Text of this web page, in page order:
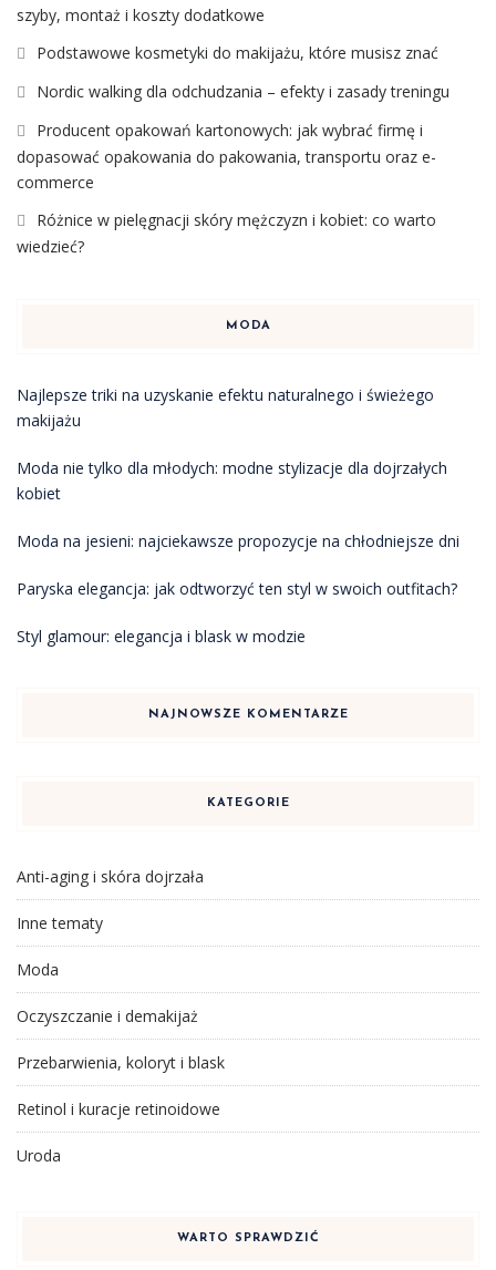
szyby, montaż i koszty dodatkowe
Podstawowe kosmetyki do makijażu, które musisz znać
Nordic walking dla odchudzania – efekty i zasady treningu
Producent opakowań kartonowych: jak wybrać firmę i
dopasować opakowania do pakowania, transportu oraz e-
commerce
Różnice w pielęgnacji skóry mężczyzn i kobiet: co warto
wiedzieć?
MODA
Najlepsze triki na uzyskanie efektu naturalnego i świeżego
makijażu
Moda nie tylko dla młodych: modne stylizacje dla dojrzałych
kobiet
Moda na jesieni: najciekawsze propozycje na chłodniejsze dni
Paryska elegancja: jak odtworzyć ten styl w swoich outfitach?
Styl glamour: elegancja i blask w modzie
NAJNOWSZE KOMENTARZE
KATEGORIE
Anti-aging i skóra dojrzała
Inne tematy
Moda
Oczyszczanie i demakijaż
Przebarwienia, koloryt i blask
Retinol i kuracje retinoidowe
Uroda
WARTO SPRAWDZIĆ